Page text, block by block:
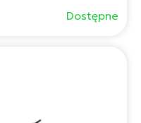
Dostępne